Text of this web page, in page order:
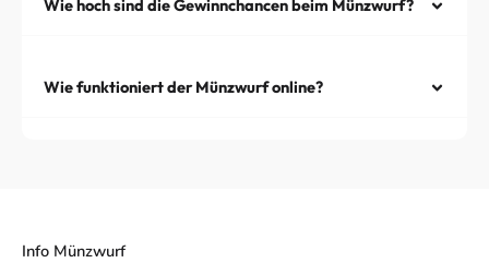
Wie hoch sind die Gewinnchancen beim Münzwurf?
Wie funktioniert der Münzwurf online?
Info Münzwurf